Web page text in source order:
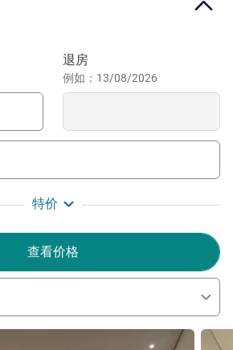
景点，是游览联合国教科文组织世界
退房
例如：13/08/2026
特价
查看价格
请参